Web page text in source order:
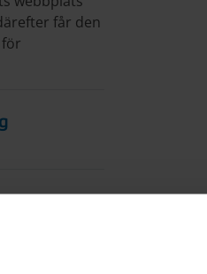
får den